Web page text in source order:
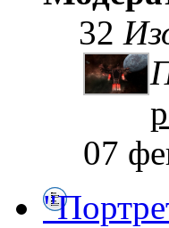
32
07